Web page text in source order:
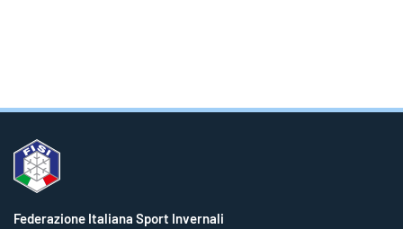
Federazione Italiana Sport Invernali